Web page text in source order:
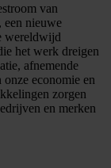
van
een nieuwe
wereldwijd
het werk dreigen
afnemende
economie en
zorgen
en merken